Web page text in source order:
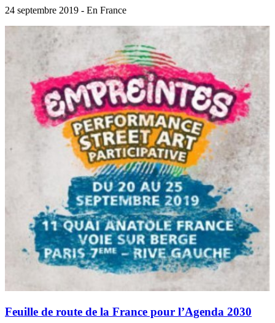
24 septembre 2019 - En France
Feuille de route de la France pour l’Agenda 2030